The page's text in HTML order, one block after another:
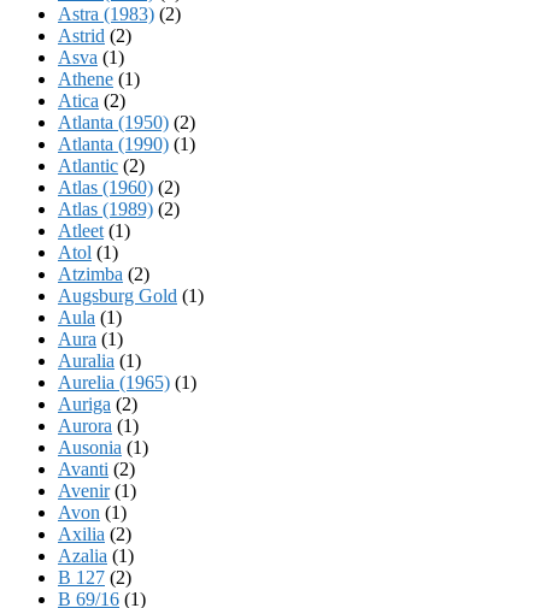
Astra (1983) (2)
Astrid (2)
Asva (1)
Athene (1)
Atica (2)
Atlanta (1950) (2)
Atlanta (1990) (1)
Atlantic (2)
Atlas (1960) (2)
Atlas (1989) (2)
Atleet (1)
Atol (1)
Atzimba (2)
Augsburg Gold (1)
Aula (1)
Aura (1)
Auralia (1)
Aurelia (1965) (1)
Auriga (2)
Aurora (1)
Ausonia (1)
Avanti (2)
Avenir(1)
Avon (1)
Axilia (2)
Azalia (1)
B 127 (2)
B 69/16 (1)